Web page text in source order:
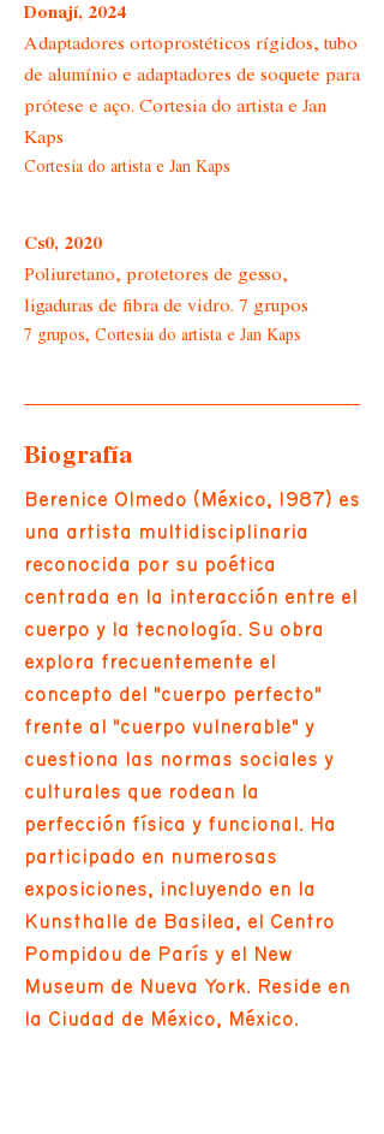
Donají, 2024
Adaptadores ortoprostéticos rígidos, tubo
de alumínio e adaptadores de soquete para
prótese e aço. Cortesia do artista e Jan
Kaps
Cortesia do artista e Jan Kaps
Cs0, 2020
Poliuretano, protetores de gesso,
ligaduras de fibra de vidro. 7 grupos
7 grupos, Cortesia do artista e Jan Kaps
Biografía
Berenice Olmedo (México, 1987) es
una artista multidisciplinaria
reconocida por su poética
centrada en la interacción entre el
cuerpo y la tecnología. Su obra
explora frecuentemente el
concepto del "cuerpo perfecto"
frente al "cuerpo vulnerable" y
cuestiona las normas sociales y
culturales que rodean la
perfección física y funcional. Ha
participado en numerosas
exposiciones, incluyendo en la
Kunsthalle de Basilea, el Centro
Pompidou de París y el New
Museum de Nueva York. Reside en
la Ciudad de México, México.